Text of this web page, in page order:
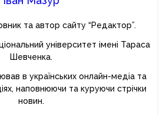
та автор сайту “Редактор”.
університет імені Тараса
Шевченка.
в українських онлайн-медіа та
наповнюючи та куруючи стрічки
новин.